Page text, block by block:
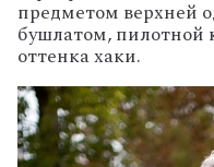
предметом верхней
бушлатом, пилотной
оттенка хаки.